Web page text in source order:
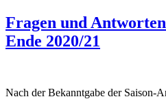
Fragen und
Ende 2020/21
Nach der Bekanntgabe der Saison-